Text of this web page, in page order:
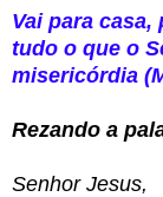
Vai para
tudo o que o
misericórdia
Rezando a
Senhor Jesus,